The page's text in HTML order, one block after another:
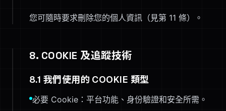
您可隨時要求刪除您的個人資訊（見第 11 條）。
8. COOKIE 及追蹤技術
8.1 我們使用的 COOKIE 類型
必要 Cookie：平台功能、身份驗證和安全所需。